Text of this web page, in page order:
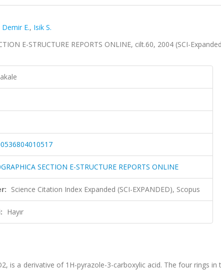
Demir E., Isik S.
E-STRUCTURE REPORTS ONLINE, cilt.60, 2004 (SCI-
SECTION E-STRUCTURE REPORTS ONLINE
Science Citation Index Expanded (SCI-EXPANDED), Scopus
Hayır
is a derivative of 1H-pyrazole-3-carboxylic acid. The four rings